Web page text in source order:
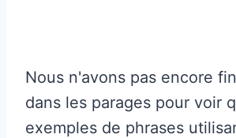
Nous n'avons pas encore
dans les parages pour voir
exemples de phrases